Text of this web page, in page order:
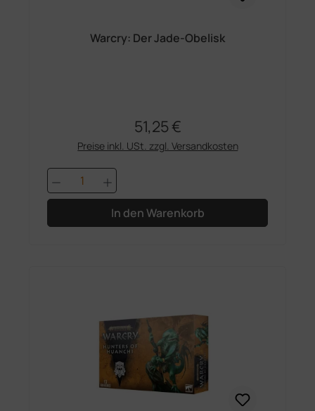
Warcry: Der Jade-Obelisk
Regulärer Preis:
51,25 €
Preise inkl. USt. zzgl. Versandkosten
Produkt Anzahl: Gib den
In den Warenkorb